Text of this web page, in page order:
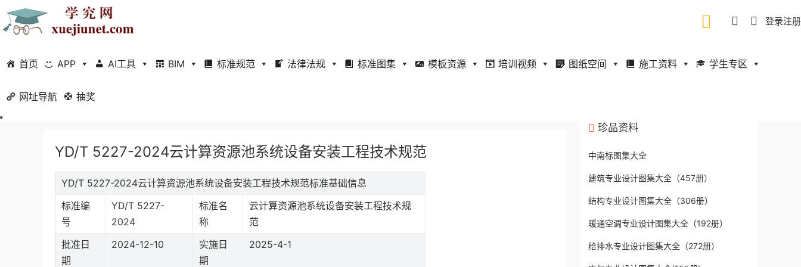
登录注册
首页 APP AI工具 BIM 标准规范 法律法规 标准图集 模板资源 培训视频 图纸空间 施工资料 学生专区
网址导航 抽奖
当前位置：首页
YD/T 5227-2024云计算资源池系统设备安装工程技术规范
YD/T 5227-2024云计算资源池系统设备安装工程技术规范标准基础信息
标准编
号
YD/T 5227-
2024
标准名
称
云计算资源池系统设备安装工程技术规
范
批准日
期
2024-12-10
实施日
期
2025-4-1
珍品资料
中南标图集大全
建筑专业设计图集大全（457册）
结构专业设计图集大全（306册）
暖通空调专业设计图集大全（192册）
给排水专业设计图集大全（272册）